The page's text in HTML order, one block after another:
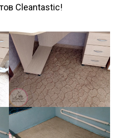
Cleantastic!